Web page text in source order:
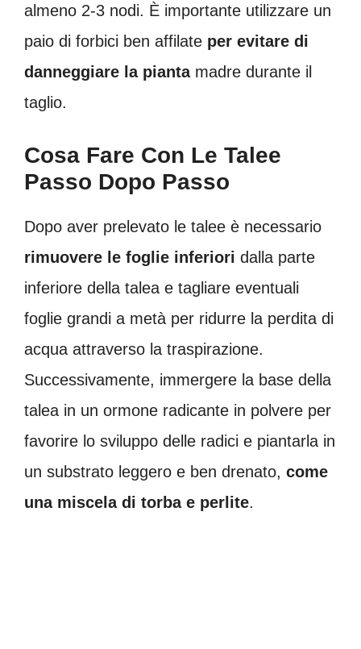
almeno 2-3 nodi. È importante utilizzare un
paio di forbici ben affilate per evitare di
danneggiare la piantamadre durante il
taglio.
Cosa Fare Con Le Talee
Passo Dopo Passo
Dopo aver prelevato le talee è necessario
rimuovere le foglie inferiori dalla parte
inferiore della talea e tagliare eventuali
foglie grandi a metà per ridurre la perdita di
acqua attraverso la traspirazione.
Successivamente, immergere la base della
talea in un ormone radicante in polvere per
favorire lo sviluppo delle radici e piantarla in
un substrato leggero e ben drenato, come
una miscela di torba e perlite.